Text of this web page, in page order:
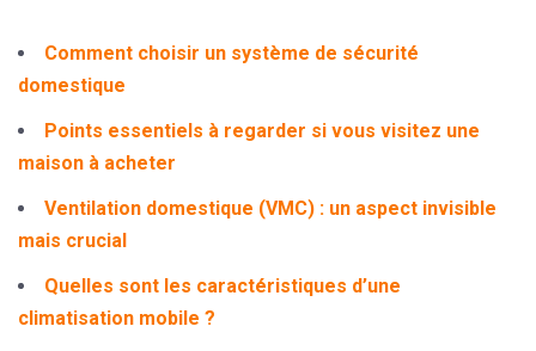
Comment choisir un système de sécurité
domestique
Points essentiels à regarder si vous visitez une
maison à acheter
Ventilation domestique (VMC) : un aspect invisible
mais crucial
Quelles sont les caractéristiques d’une
climatisation mobile ?